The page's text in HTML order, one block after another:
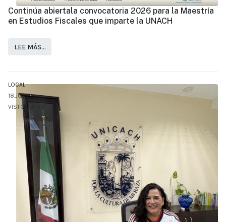
Continúa abiertala convocatoria 2026 para la Maestría
en Estudios Fiscales que imparte la UNACH
LEE MÁS…
LOCAL
18.JUN
VISTO: 1370